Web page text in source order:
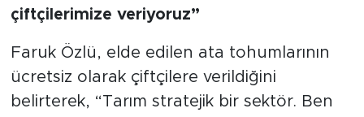
çiftçilerimize veriyoruz”
Faruk Özlü, elde edilen ata tohumlarının
ücretsiz olarak çiftçilere verildiğini
belirterek, “Tarım stratejik bir sektör. Ben